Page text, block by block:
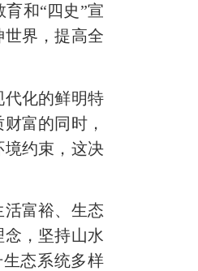
和“四史”宣
界，提高全
代化的鲜明特
富的同时，
境约束，这决
富裕、生态
，坚持山水
态系统多样